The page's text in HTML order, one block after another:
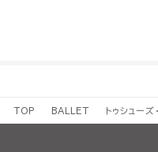
TOP BALLET トゥシュー